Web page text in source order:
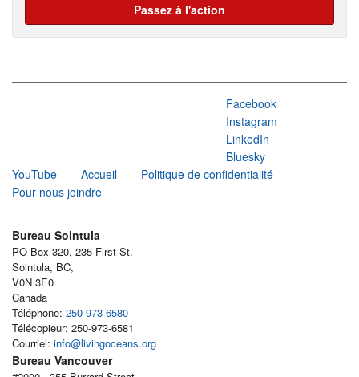
Passez à l'action
Facebook
Instagram
LinkedIn
Bluesky
YouTube
Accueil
Politique de confidentialité
Pour nous joindre
Bureau Sointula
PO Box 320, 235 First St.
Sointula, BC,
V0N 3E0
Canada
Téléphone: 250-973-6580
Télécopieur: 250-973-6581
Courriel: info@livingoceans.org
Bureau Vancouver